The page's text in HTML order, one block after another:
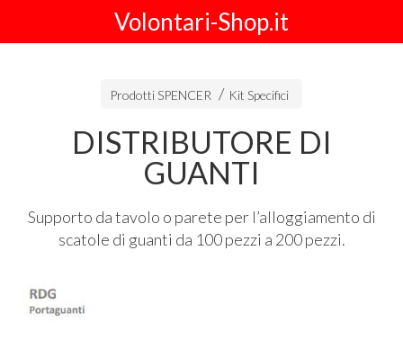
Volontari-Shop.it
Prodotti SPENCER Kit Specifici
DISTRIBUTORE DI
GUANTI
Supporto da tavolo o parete per l’alloggiamento di
scatole di guanti da 100 pezzi a 200 pezzi.